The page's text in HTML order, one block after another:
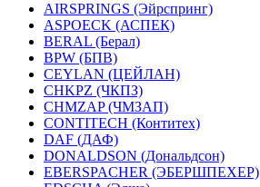
AIRSPRINGS (Эйрспринг)
ASPOECK (АСПЕК)
BERAL (Берал)
BPW (БПВ)
CEYLAN (ЦЕЙЛАН)
CHKPZ (ЧКПЗ)
CHMZAP (ЧМЗАП)
CONTITECH (Контитех)
DAF (ДАФ)
DONALDSON (Дональдсон)
EBERSPACHER (ЭБЕРШПЕХЕР)